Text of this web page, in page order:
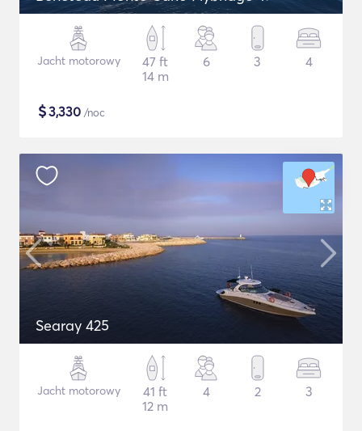
Jacht motorowy
47 ft
14 m
6 3 4
$3,330 /noc
Searay 425
Jacht motorowy
41 ft
12 m
4 2 3